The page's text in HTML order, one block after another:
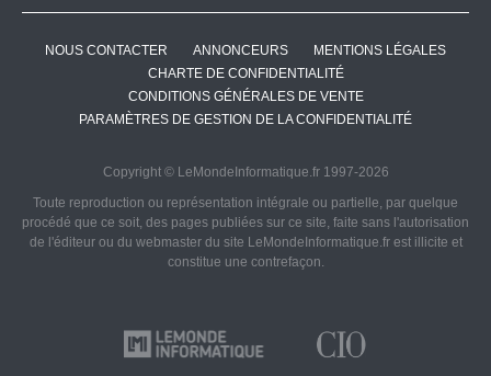
NOUS CONTACTER ANNONCEURS
MENTIONS LÉGALES
CHARTE DE CONFIDENTIALITÉ
CONDITIONS GÉNÉRALES DE VENTE
PARAMÈTRES DE GESTION DE LA CONFIDENTIALITÉ
Copyright © LeMondeInformatique.fr 1997-2026
Toute reproduction ou représentation intégrale ou partielle, par quelque
procédé que ce soit, des pages publiées sur ce site, faite sans l'autorisation
de l'éditeur ou du webmaster du site LeMondeInformatique.fr est illicite et
constitue une contrefaçon.